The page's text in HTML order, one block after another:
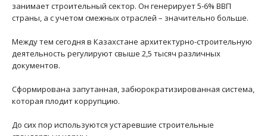
занимает строительный сектор. Он генерирует 5-6% ВВП
страны, а с учетом смежных отраслей – значительно больше.
Между тем сегодня в Казахстане архитектурно-строительную
деятельность регулируют свыше 2,5 тысяч различных
документов.
Сформирована запутанная, забюрократизированная система,
которая плодит коррупцию.
До сих пор используются устаревшие строительные